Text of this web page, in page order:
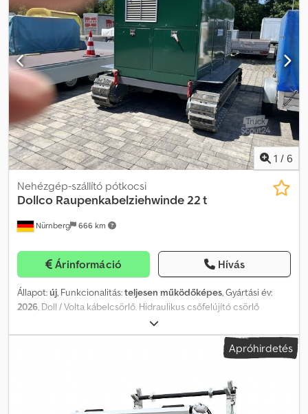
1 / 6
Nürnberg 666 km
Nehézgép-szállító pótkocsi
Dollco Raupenkabelziehwinde 22 t
Árinformáció Hívás
Állapot:új, Funkcionalitás:teljesen működőképes, Gyártási év:
2026, Doll / Volta kábelcsörlő. Hidraulikus csőfelújító csörlő
lánctalpas alvázzal, dízelmotorral hajtott hidraulikus meghajtással.
A maximális, 22 tonnás vonóerő két többszörös hornyos
csörlőfejjel érhető el. Alvázra szerelt, elektronikus mérőműszerrel
hosszúságot és üzemóra-számlálót. Előfeszítő automatikával,
állandó sebességszabályozással a különböző igénybevételek
mellett. Ár kérésre, bérelhető vagy megvásárolható. Djdpfx Ajy U Ni
Apróhirdetés